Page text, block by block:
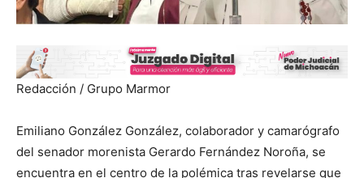
Redacción / Grupo Marmor
Emiliano González González, colaborador y camarógrafo
del senador morenista Gerardo Fernández Noroña, se
encuentra en el centro de la polémica tras revelarse que